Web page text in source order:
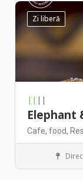
Zi liberă
|| ||
Elephant
Cafe, food,
Restaurant